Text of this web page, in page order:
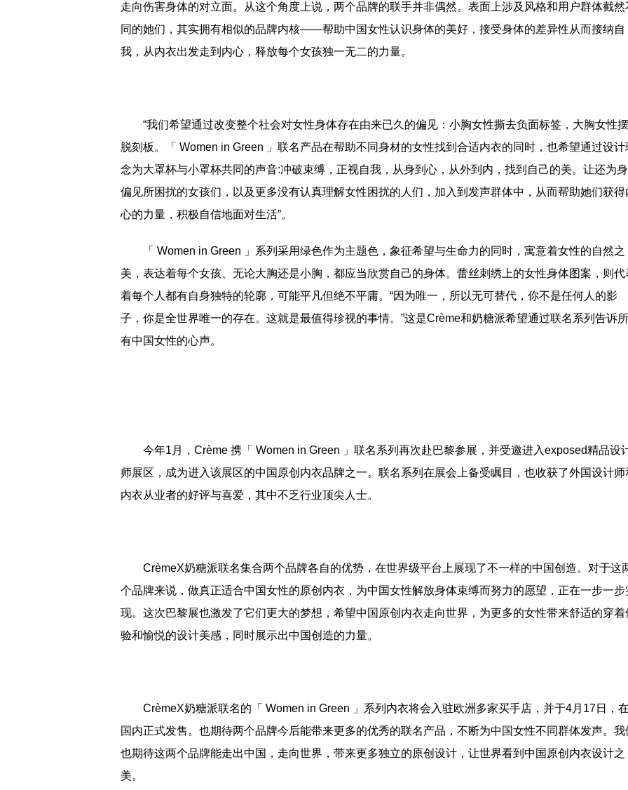
走向伤害身体的对立面。从这个角度上说，两个品牌的联手并非偶然。表面上涉及风格和用户群体截然
同的她们，其实拥有相似的品牌内核——帮助中国女性认识身体的美好，接受身体的差异性从而接纳自
我，从内衣出发走到内心，释放每个女孩独一无二的力量。
“我们希望通过改变整个社会对女性身体存在由来已久的偏见：小胸女性撕去负面标签，大胸女性摆
脱刻板。「 Women in Green 」联名产品在帮助不同身材的女性找到合适内衣的同时，也希望通过设计
念为大罩杯与小罩杯共同的声音:冲破束缚，正视自我，从身到心，从外到内，找到自己的美。让还为
偏见所困扰的女孩们，以及更多没有认真理解女性困扰的人们，加入到发声群体中，从而帮助她们获得
心的力量，积极自信地面对生活”。
「 Women in Green 」系列采用绿色作为主题色，象征希望与生命力的同时，寓意着女性的自然之
美，表达着每个女孩、无论大胸还是小胸，都应当欣赏自己的身体。蕾丝刺绣上的女性身体图案，则代
着每个人都有自身独特的轮廓，可能平凡但绝不平庸。“因为唯一，所以无可替代，你不是任何人的影
子，你是全世界唯一的存在。这就是最值得珍视的事情。”这是Crème和奶糖派希望通过联名系列告诉所
有中国女性的心声。
今年1月，Crème 携「 Women in Green 」联名系列再次赴巴黎参展，并受邀进入exposed精品设
师展区，成为进入该展区的中国原创内衣品牌之一。联名系列在展会上备受瞩目，也收获了外国设计师
内衣从业者的好评与喜爱，其中不乏行业顶尖人士。
CrèmeX奶糖派联名集合两个品牌各自的优势，在世界级平台上展现了不一样的中国创造。对于这
个品牌来说，做真正适合中国女性的原创内衣，为中国女性解放身体束缚而努力的愿望，正在一步一步
现。这次巴黎展也激发了它们更大的梦想，希望中国原创内衣走向世界，为更多的女性带来舒适的穿着
验和愉悦的设计美感，同时展示出中国创造的力量。
CrèmeX奶糖派联名的「 Women in Green 」系列内衣将会入驻欧洲多家买手店，并于4月17日，在
国内正式发售。也期待两个品牌今后能带来更多的优秀的联名产品，不断为中国女性不同群体发声。我
也期待这两个品牌能走出中国，走向世界，带来更多独立的原创设计，让世界看到中国原创内衣设计之
美。